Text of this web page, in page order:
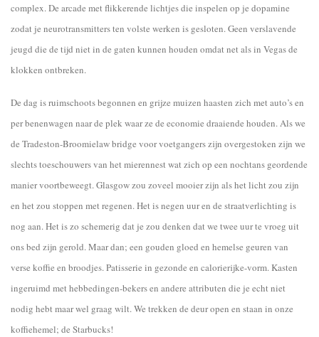
complex. De arcade met flikkerende lichtjes die inspelen op je dopamine
zodat je neurotransmitters ten volste werken is gesloten. Geen verslavende
jeugd die de tijd niet in de gaten kunnen houden omdat net als in Vegas de
klokken ontbreken.
De dag is ruimschoots begonnen en grijze muizen haasten zich met auto’s en
per benenwagen naar de plek waar ze de economie draaiende houden. Als we
de Tradeston-Broomielaw bridge voor voetgangers zijn overgestoken zijn we
slechts toeschouwers van het mierennest wat zich op een nochtans geordende
manier voortbeweegt. Glasgow zou zoveel mooier zijn als het licht zou zijn
en het zou stoppen met regenen. Het is negen uur en de straatverlichting is
nog aan. Het is zo schemerig dat je zou denken dat we twee uur te vroeg uit
ons bed zijn gerold. Maar dan; een gouden gloed en hemelse geuren van
verse koffie en broodjes. Patisserie in gezonde en calorierijke-vorm. Kasten
ingeruimd met hebbedingen-bekers en andere attributen die je echt niet
nodig hebt maar wel graag wilt. We trekken de deur open en staan in onze
koffiehemel; de Starbucks!